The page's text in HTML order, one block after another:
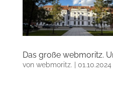
Das große webmoritz.
von webmoritz. 01.10.2024